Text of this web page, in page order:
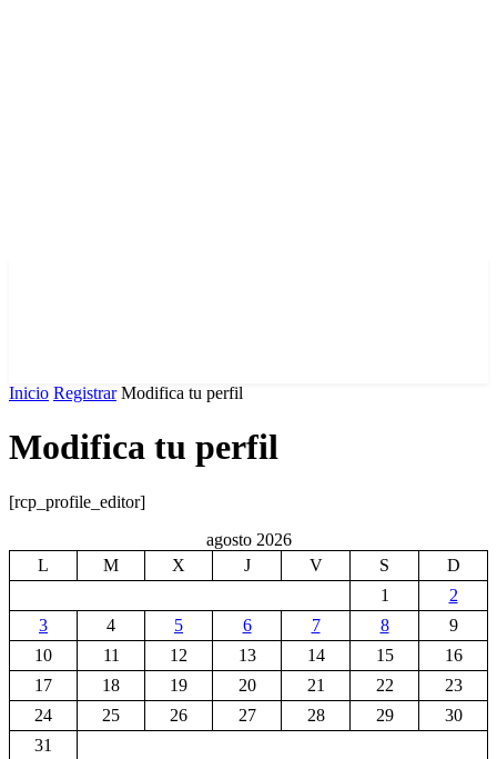
Inicio Registrar Modifica tu perfil
Modifica tu perfil
[rcp_profile_editor]
agosto 2026
L
M X J V S
D
1
2
3
4 5 6 7 8
9
10
11 12 13 14 15
16
17
18 19 20 21 22
23
24
25 26 27 28 29
30
31